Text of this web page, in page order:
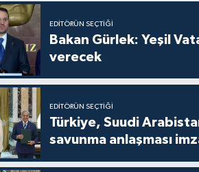
EDITÖRÜN SEÇTIĞI
Bakan Gürlek: Yeşil
verecek
EDITÖRÜN SEÇTIĞI
Türkiye, Suudi
savunma anlaşması